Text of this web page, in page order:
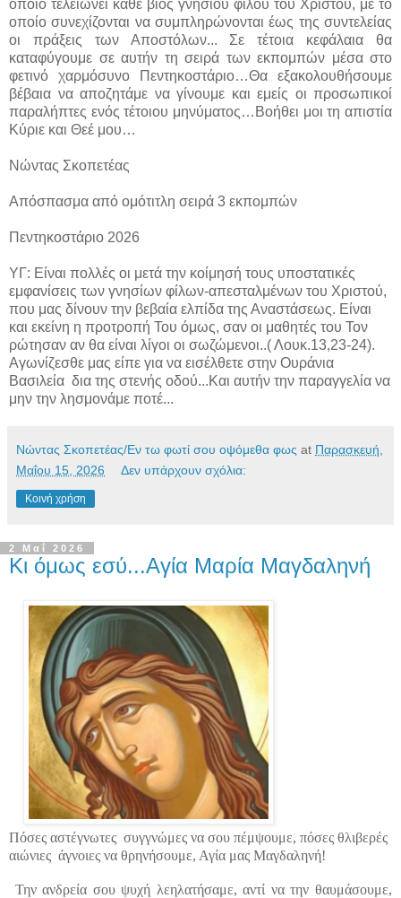
οποίο τελειώνει κάθε βίος γνησίου φίλου του Χριστού, με το
οποίο συνεχίζονται να συμπληρώνονται έως της συντελείας
οι πράξεις των Αποστόλων... Σε τέτοια κεφάλαια θα
καταφύγουμε σε αυτήν τη σειρά των εκπομπών μέσα στο
φετινό χαρμόσυνο Πεντηκοστάριο…Θα εξακολουθήσουμε
βέβαια να αποζητάμε να γίνουμε και εμείς οι προσωπικοί
παραλήπτες ενός τέτοιου μηνύματος…Βοήθει μοι τη απιστία
Κύριε και Θεέ μου…
Νώντας Σκοπετέας
Απόσπασμα από ομότιτλη σειρά 3 εκπομπών
Πεντηκοστάριο 2026
ΥΓ: Είναι πολλές οι μετά την κοίμησή τους υποστατικές
εμφανίσεις των γνησίων φίλων-απεσταλμένων του Χριστού,
που μας δίνουν την βεβαία ελπίδα της Αναστάσεως. Είναι
και εκείνη η προτροπή Του όμως, σαν οι μαθητές του Τον
ρώτησαν αν θα είναι λίγοι οι σωζώμενοι..( Λουκ.13,23-24).
Αγωνίζεσθε μας είπε για να εισέλθετε στην Ουράνια
Βασιλεία δια της στενής οδού...Και αυτήν την παραγγελία να
μην την λησμονάμε ποτέ...
Νώντας Σκοπετέας/Εν τω φωτί σου οψόμεθα φως at Παρασκευή,
Μαΐου 15, 2026
Δεν υπάρχουν σχόλια:
Κοινή χρήση
2 Μαΐ 2026
Κι όμως εσύ...Αγία Μαρία Μαγδαληνή
Πόσες αστέγνωτες συγγνώμες να σου πέμψουμε, πόσες θλιβερές
αιώνιες άγνοιες να θρηνήσουμε, Αγία μας Μαγδαληνή!
Την ανδρεία σου ψυχή λεηλατήσαμε, αντί να την θαυμάσουμε,